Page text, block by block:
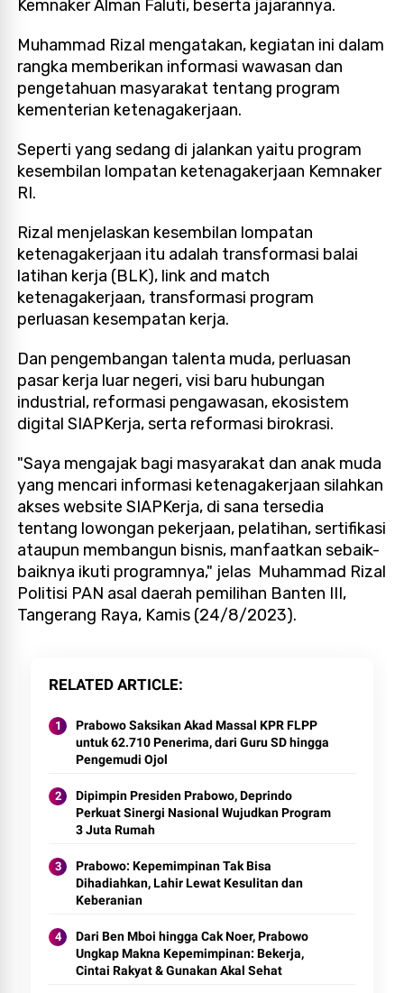
Kemnaker Alman Faluti, beserta jajarannya.
Muhammad Rizal mengatakan, kegiatan ini dalam
rangka memberikan informasi wawasan dan
pengetahuan masyarakat tentang program
kementerian ketenagakerjaan.
Seperti yang sedang di jalankan yaitu program
kesembilan lompatan ketenagakerjaan Kemnaker
RI.
Rizal menjelaskan kesembilan lompatan
ketenagakerjaan itu adalah transformasi balai
latihan kerja (BLK), link and match
ketenagakerjaan, transformasi program
perluasan kesempatan kerja.
Dan pengembangan talenta muda, perluasan
pasar kerja luar negeri, visi baru hubungan
industrial, reformasi pengawasan, ekosistem
digital SIAPKerja, serta reformasi birokrasi.
"Saya mengajak bagi masyarakat dan anak muda
yang mencari informasi ketenagakerjaan silahkan
akses website SIAPKerja, di sana tersedia
tentang lowongan pekerjaan, pelatihan, sertifikasi
ataupun membangun bisnis, manfaatkan sebaik-
baiknya ikuti programnya," jelas Muhammad Rizal
Politisi PAN asal daerah pemilihan Banten III,
Tangerang Raya, Kamis (24/8/2023).
RELATED ARTICLE
Prabowo Saksikan Akad Massal KPR FLPP
untuk 62.710 Penerima, dari Guru SD hingga
Pengemudi Ojol
Dipimpin Presiden Prabowo, Deprindo
Perkuat Sinergi Nasional Wujudkan Program
3 Juta Rumah
Prabowo: Kepemimpinan Tak Bisa
Dihadiahkan, Lahir Lewat Kesulitan dan
Keberanian
Dari Ben Mboi hingga Cak Noer, Prabowo
Ungkap Makna Kepemimpinan: Bekerja,
Cintai Rakyat & Gunakan Akal Sehat